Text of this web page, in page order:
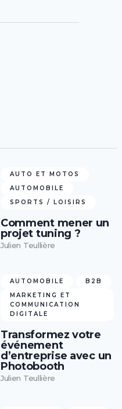
AUTO ET MOTOS
AUTOMOBILE
SPORTS / LOISIRS
Comment mener un
projet tuning ?
Julien Teullière
AUTOMOBILE
B2B
MARKETING ET
COMMUNICATION
DIGITALE
Transformez votre
événement
d’entreprise avec un
Photobooth
Julien Teullière